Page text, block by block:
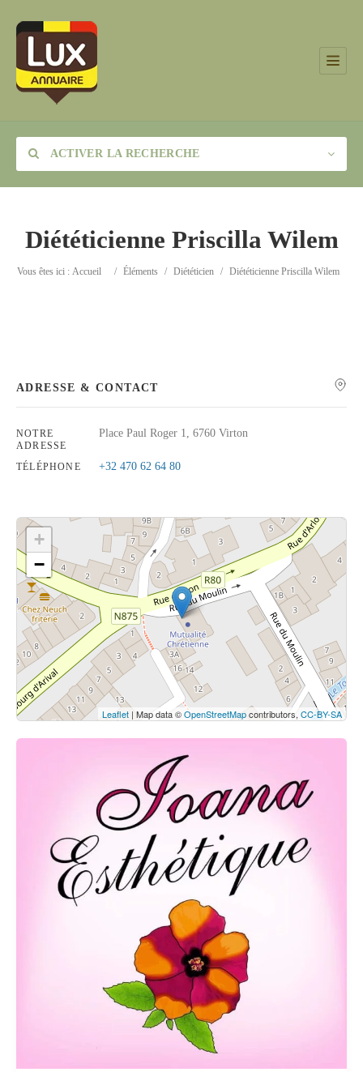
ACTIVER LA RECHERCHE
Catégorie
Diététicienne Priscilla Wilem
Vous êtes ici : Accueil / Éléments / Diététicien / Diététicienne Priscilla Wilem
ADRESSE & CONTACT
NOTRE
ADRESSE
Place Paul Roger 1, 6760 Virton
TÉLÉPHONE +32 470 62 64 80
Cliquez sur le bouton pour afficher la carte.
Voir la carte
+
−
Leaflet | Map data ©OpenStreetMapcontributors, CC-BY-SA